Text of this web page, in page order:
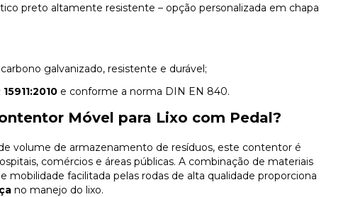
preto altamente resistente – opção personalizada em chapa
galvanizado, resistente e durável;
e conforme a norma DIN EN 840.
Móvel para Lixo com Pedal?
volume de armazenamento de resíduos, este contentor é
comércios e áreas públicas. A combinação de materiais
mobilidade facilitada pelas rodas de alta qualidade proporciona
no manejo do lixo.